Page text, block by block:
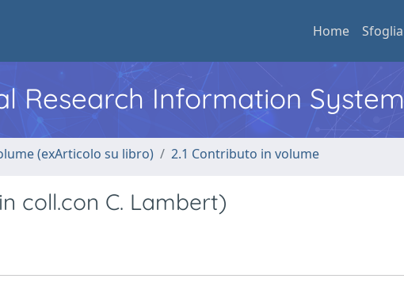
Home Sfoglia
Research Information System
(exArticolo su libro) 2.1 Contributo in volume
coll.con C. Lambert)